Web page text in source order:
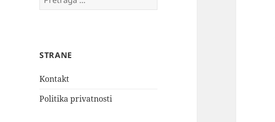
za:
STRANE
Kontakt
Politika privatnosti